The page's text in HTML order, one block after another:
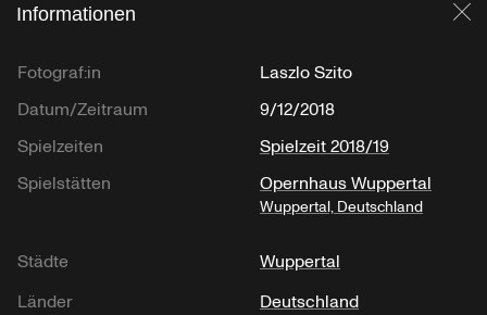
Informationen
Fotograf:in
Laszlo Szito
Datum/Zeitraum
9/12/2018
Spielzeiten
Spielzeit 2018/19
Spielstätten
Opernhaus Wuppertal
Wuppertal, Deutschland
Städte
Wuppertal
Länder
Deutschland